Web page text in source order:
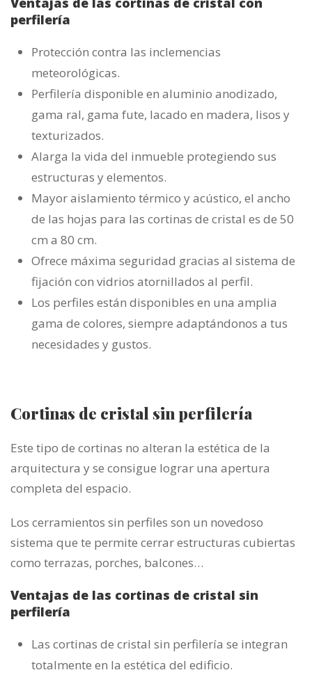
perfilería
Protección contra las inclemencias
meteorológicas.
Perfilería disponible en aluminio anodizado,
gama ral, gama fute, lacado en madera, lisos y
texturizados.
Alarga la vida del inmueble protegiendo sus
estructuras y elementos.
Mayor aislamiento térmico y acústico, el ancho
de las hojas para las cortinas de cristal es de 50
cm a 80 cm.
Ofrece máxima seguridad gracias al sistema de
fijación con vidrios atornillados al perfil.
Los perfiles están disponibles en una amplia
gama de colores, siempre adaptándonos a tus
necesidades y gustos.
Cortinas de cristal sin perfilería
Este tipo de cortinas no alteran la estética de la
arquitectura y se consigue lograr una apertura
completa del espacio.
Los cerramientos sin perfiles son un novedoso
sistema que te permite cerrar estructuras cubiertas
como terrazas, porches, balcones…
Ventajas de las cortinas de cristal sin
perfilería
Las cortinas de cristal sin perfilería se integran
totalmente en la estética del edificio.